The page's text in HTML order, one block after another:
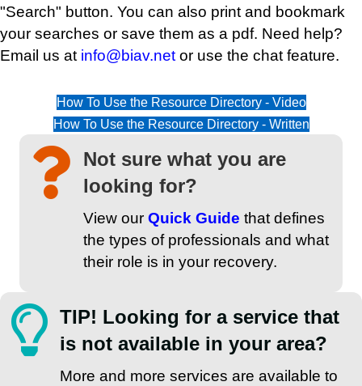
"Search" button. You can also print and bookmark
your searches or save them as a pdf. Need help?
Email us at info@biav.net or use the chat feature.
How To Use the Resource Directory - Video
How To Use the Resource Directory - Written
Not sure what you are
looking for?
View our Quick Guide that defines
the types of professionals and what
their role is in your recovery.
TIP! Looking for a service that
is not available in your area?
More and more services are available to